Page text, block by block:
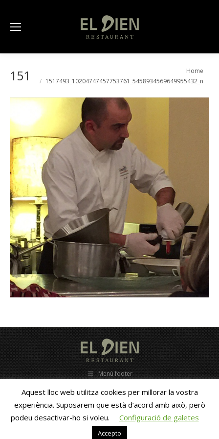
Home
1517493_10204747457753761_5458934569649955432_n
Menú footer
653838010 - eldien@eldien.com -- Copyright 2010 -ZigZag new
media- GastroAsesoramiento
Aquest lloc web utilitza cookies per millorar la vostra
experiència. Suposarem que està d’acord amb això, però
podeu desactivar-ho si voleu.
Configuració de galetes
Accepto
Español(Spanish)